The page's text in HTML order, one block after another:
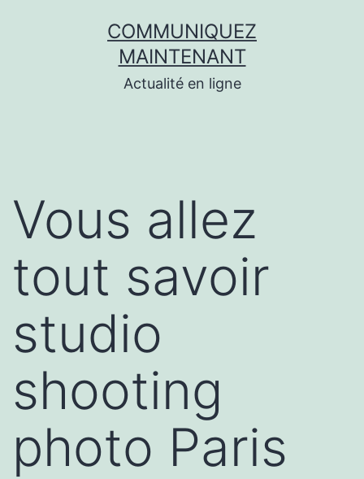
COMMUNIQUEZ
MAINTENANT
Actualité en ligne
Vous allez
tout savoir
studio
shooting
photo Paris